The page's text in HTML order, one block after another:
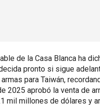
de la Casa Blanca ha
pronto si sigue
para Taiwán,
2025 aprobó la venta de
mil millones de dólares y